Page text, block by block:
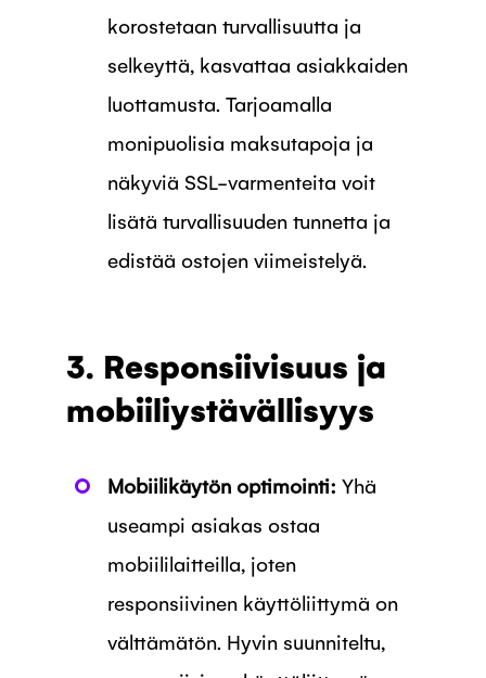
korostetaan turvallisuutta ja
selkeyttä, kasvattaa asiakkaiden
luottamusta. Tarjoamalla
monipuolisia maksutapoja ja
näkyviä SSL-varmenteita voit
lisätä turvallisuuden tunnetta ja
edistää ostojen viimeistelyä.
3. Responsiivisuus ja
mobiiliystävällisyys
Mobiilikäytön optimointi: Yhä
useampi asiakas ostaa
mobiililaitteilla, joten
responsiivinen käyttöliittymä on
välttämätön. Hyvin suunniteltu,